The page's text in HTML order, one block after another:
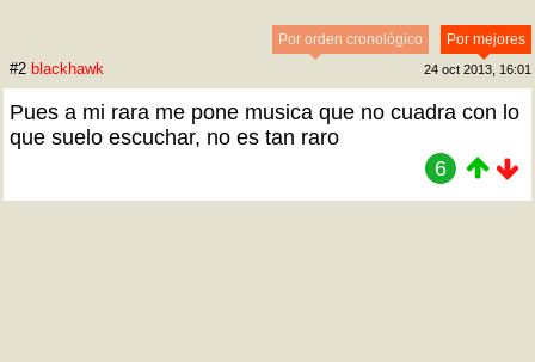
Por mejores
Por orden cronológico
#2 blackhawk 24 oct 2013, 16:01
Pues a mi rara me pone musica que no cuadra con lo
que suelo escuchar, no es tan raro
6